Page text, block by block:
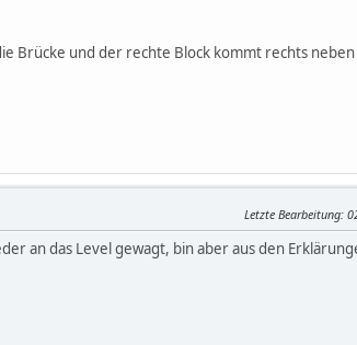
Brücke und der rechte Block kommt rechts
Letzte Bearbeitung:
an das Level gewagt, bin aber aus den